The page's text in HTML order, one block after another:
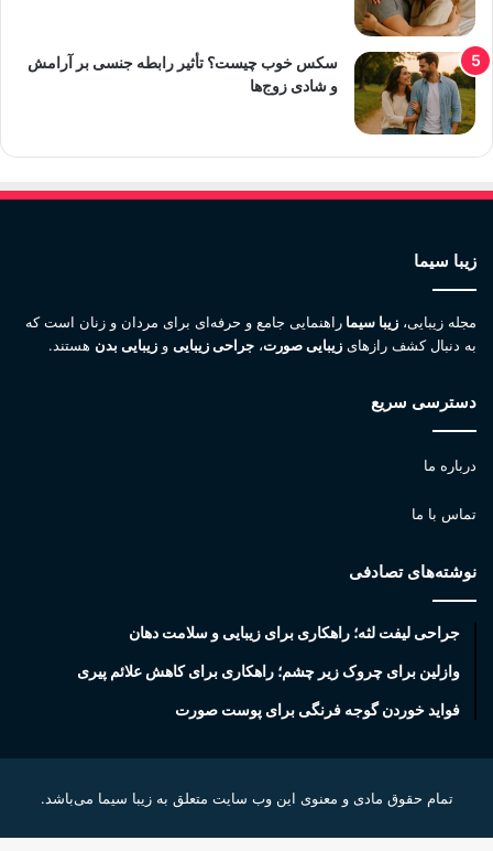
سکس خوب چیست؟ تأثیر رابطه جنسی بر آرامش
و شادی زوج‌ها
زیبا سیما
مجله زیبایی، زیبا سیما راهنمایی جامع و حرفه‌ای برای مردان و زنان است که
به دنبال کشف رازهای زیبایی صورت، جراحی زیبایی و زیبایی بدن هستند.
دسترسی سریع
درباره ما
تماس با ما
نوشته‌های تصادفی
جراحی لیفت لثه؛ راهکاری برای زیبایی و سلامت دهان
وازلین برای چروک زیر چشم؛ راهکاری برای کاهش علائم پیری
فواید خوردن گوجه فرنگی برای پوست صورت
تمام حقوق مادی و معنوی این وب سایت متعلق به زیبا سیما می‌باشد.